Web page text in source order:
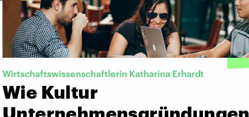
Wirtschaftswissenschaftlerin Katharina Erhardt
Wie Kultur